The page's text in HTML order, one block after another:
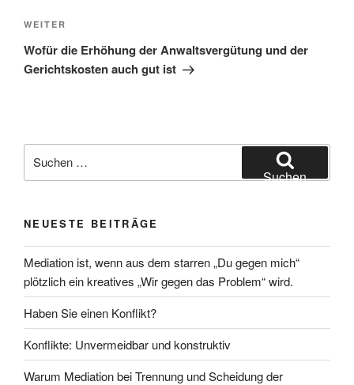
Nächster
Beitrag
WEITER
Wofür die Erhöhung der Anwaltsvergütung und der
Gerichtskosten auch gut ist
nach:
Suchen
NEUESTE BEITRÄGE
Mediation ist, wenn aus dem starren „Du gegen mich“
plötzlich ein kreatives „Wir gegen das Problem“ wird.
Haben Sie einen Konflikt?
Konflikte: Unvermeidbar und konstruktiv
Warum Mediation bei Trennung und Scheidung der